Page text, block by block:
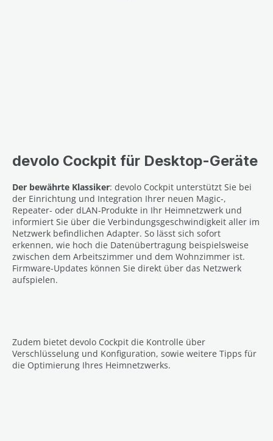
devolo Cockpit für Desktop-Geräte
Der bewährte Klassiker: devolo Cockpit unterstützt Sie bei
der Einrichtung und Integration Ihrer neuen Magic-,
Repeater- oder dLAN-Produkte in Ihr Heimnetzwerk und
informiert Sie über die Verbindungsgeschwindigkeit aller im
Netzwerk befindlichen Adapter. So lässt sich sofort
erkennen, wie hoch die Datenübertragung beispielsweise
zwischen dem Arbeitszimmer und dem Wohnzimmer ist.
Firmware-Updates können Sie direkt über das Netzwerk
aufspielen.
Zudem bietet devolo Cockpit die Kontrolle über
Verschlüsselung und Konfiguration, sowie weitere Tipps für
die Optimierung Ihres Heimnetzwerks.